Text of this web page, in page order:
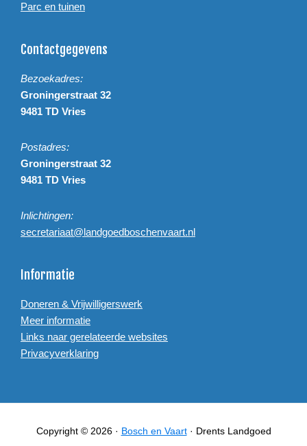
Parc en tuinen
Contactgegevens
Bezoekadres:
Groningerstraat 32
9481 TD Vries
Postadres:
Groningerstraat 32
9481 TD Vries
Inlichtingen:
secretariaat@landgoedboschenvaart.nl
Informatie
Doneren & Vrijwilligerswerk
Meer informatie
Links naar gerelateerde websites
Privacyverklaring
Copyright © 2026 · Bosch en Vaart· Drents Landgoed